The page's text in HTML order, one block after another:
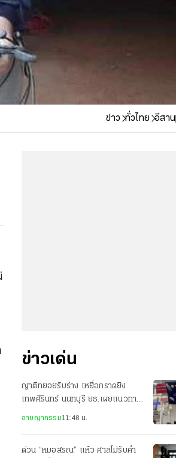
ข่าว ทั่วไทย อีสาน
ข่าวเด่น
ญาติทยอยรับร่าง เหยื่อกราดยิง
เทพศิรินทร์ นนทบุรี ยธ.เผยแนวทาง
อาชญากรรม11:48 น.
ด่วน “หมอสรณ” แห้ว ศาลไม่รับคำ